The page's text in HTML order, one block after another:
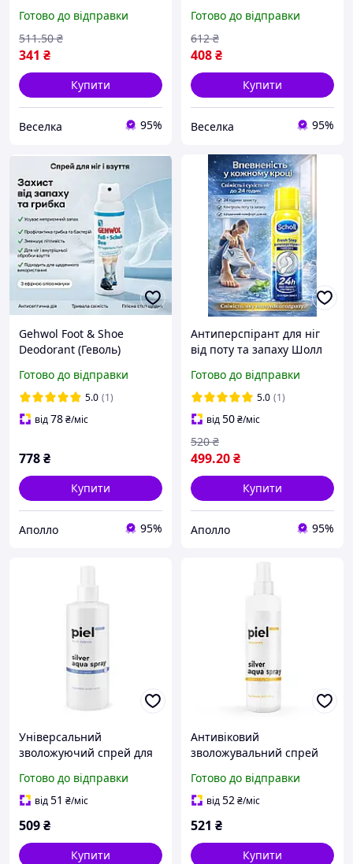
для шкіри замші
текстилю FLAME
Готово до відправки
341 ₴
511.50 ₴
Купити
Веселка 95%
догляду за взуттям 300 мл
FLAME
Готово до відправки
408₴
612 ₴
Купити
Веселка 95%
Gehwol Foot & Shoe
Deodorant (Геволь)
і взуття від запаху та
грибка, свіжість і захист,
150 мл
Готово до відправки
5.0 (1)
від78₴/міс
778₴
Купити
Аполло 95%
Антиперспірант для ніг
від поту та запаху Шолл
спрей для стоп і взуття,
захист 24 години, 150 мл
Готово до відправки
5.0 (1)
від50₴/міс
499.20₴
520 ₴
Купити
Аполло 95%
Універсальний
зволожуючий спрей для
Aqua Spray, 200 мл Piel
Cosmetics
Готово до відправки
від51 ₴/міс
509₴
Купити
Антивіковий
зволожувальний спрей
Silver Aqua Spray 250 мл
Готово до відправки
від52₴/міс
521 ₴
Купити